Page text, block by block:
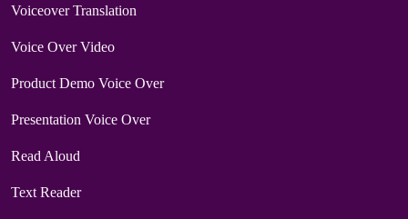
Voiceover Translation
Voice Over Video
Product Demo Voice Over
Presentation Voice Over
Read Aloud
Text Reader